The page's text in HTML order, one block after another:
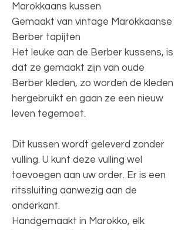
Marokkaans kussen
Gemaakt van vintage Marokkaanse
Berber tapijten
Het leuke aan de Berber kussens, is
dat ze gemaakt zijn van oude
Berber kleden, zo worden de kleden
hergebruikt en gaan ze een nieuw
leven tegemoet.
Dit kussen wordt geleverd zonder
vulling. U kunt deze vulling wel
toevoegen aan uw order. Er is een
ritssluiting aanwezig aan de
onderkant.
Handgemaakt in Marokko, elk